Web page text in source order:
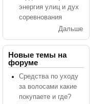
энергия улиц и дух
соревнования
Дальше
Новые темы на
форуме
Средства по уходу
за волосами какие
покупаете и где?